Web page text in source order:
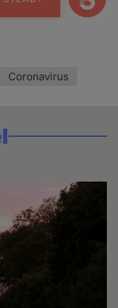
Coronavirus